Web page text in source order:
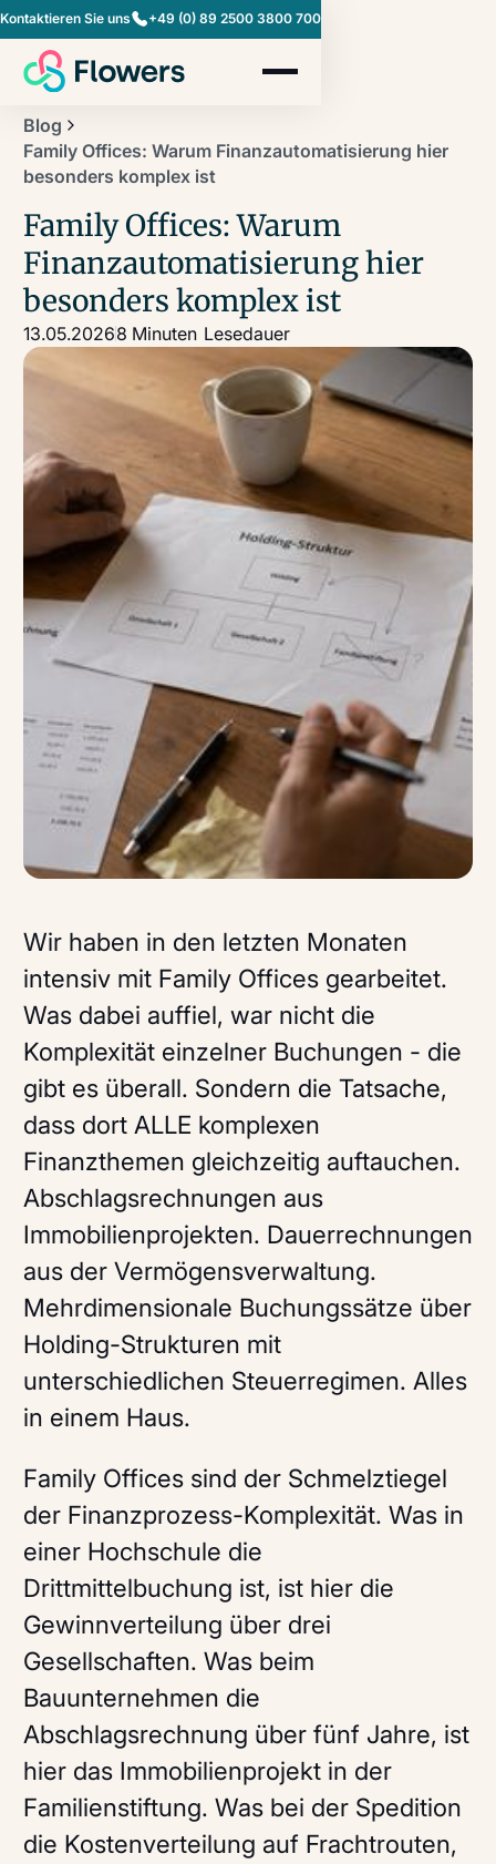
Kontaktieren Sie uns +49 (0) 89 2500 3800 700
Blog
Family Offices: Warum Finanzautomatisierung hier
besonders komplex ist
Family Offices: Warum
Finanzautomatisierung hier
besonders komplex ist
13.05.20268 Minuten Lesedauer
Wir haben in den letzten Monaten
intensiv mit Family Offices gearbeitet.
Was dabei auffiel, war nicht die
Komplexität einzelner Buchungen - die
gibt es überall. Sondern die Tatsache,
dass dort ALLE komplexen
Finanzthemen gleichzeitig auftauchen.
Abschlagsrechnungen aus
Immobilienprojekten. Dauerrechnungen
aus der Vermögensverwaltung.
Mehrdimensionale Buchungssätze über
Holding-Strukturen mit
unterschiedlichen Steuerregimen. Alles
in einem Haus.
Family Offices sind der Schmelztiegel
der Finanzprozess-Komplexität. Was in
einer Hochschule die
Drittmittelbuchung ist, ist hier die
Gewinnverteilung über drei
Gesellschaften. Was beim
Bauunternehmen die
Abschlagsrechnung über fünf Jahre, ist
hier das Immobilienprojekt in der
Familienstiftung. Was bei der Spedition
die Kostenverteilung auf Frachtrouten,